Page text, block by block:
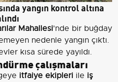
yangın kontrol altına
Mahallesi'nde bir buğday
nedenle yangın çıktı.
kısa sürede yayıldı.
çalışmaları
itfaiye ekipleriile iş